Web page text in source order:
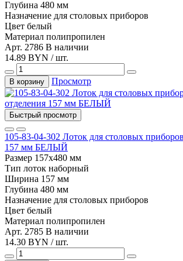
Глубина 480 мм
Назначение для столовых приборов
Цвет белый
Материал полипропилен
Арт. 2786 В наличии
14.89 BYN / шт.
В корзину Просмотр
Быстрый просмотр
105-83-04-302 Лоток для столовых
157 мм БЕЛЫЙ
Размер 157х480 мм
Тип лоток наборный
Ширина 157 мм
Глубина 480 мм
Назначение для столовых приборов
Цвет белый
Материал полипропилен
Арт. 2785 В наличии
14.30 BYN / шт.